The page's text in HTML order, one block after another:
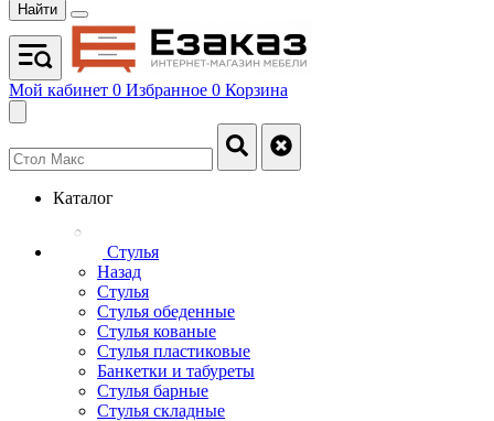
Найти
Мой кабинет 0 Избранное 0 Корзина
Каталог
Стулья
Назад
Стулья
Стулья обеденные
Стулья кованые
Стулья пластиковые
Банкетки и табуреты
Стулья барные
Стулья складные